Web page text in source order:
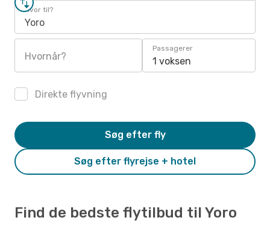
Hvor til?
Yoro
Hvornår?
Passagerer
1 voksen
Direkte flyvning
Søg efter flyrejse + hotel
Søg efter fly
Find de bedste flytilbud til Yoro